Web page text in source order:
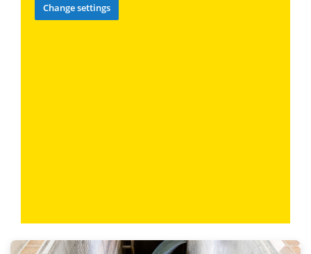
Change settings